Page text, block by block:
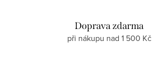
Doprava zdarma
při nákupu nad 1 500 Kč